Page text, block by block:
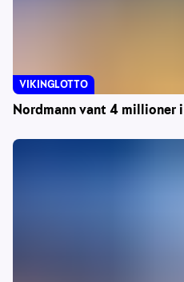
Nordmann vant 4 millioner
VIKINGLOTTO